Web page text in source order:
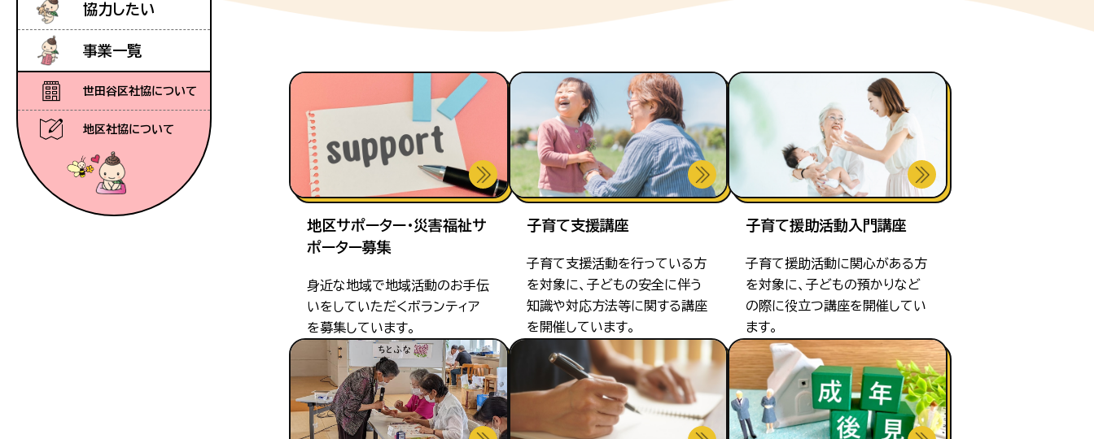
協力したい
事業一覧
世田谷区社協について
地区社協について
地区サポーター・災害福祉サ
ポーター募集
身近な地域で地域活動のお手伝
いをしていただくボランティア
を募集しています。
子育て支援講座
子育て支援活動を行っている方
を対象に、子どもの安全に伴う
知識や対応方法等に関する講座
を開催しています。
子育て援助活動入門講座
子育て援助活動に関心がある方
を対象に、子どもの預かりなど
の際に役立つ講座を開催してい
ます。